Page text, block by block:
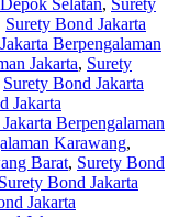
Surety Bond Jakarta
Berpengalaman
Jakarta, Surety
Surety Bond Jakarta
Jakarta
Berpengalaman
Karawang,
Barat, Surety Bond
Surety Bond Jakarta
Jakarta